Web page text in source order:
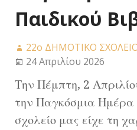
Παιδικού
22ο ΔΗΜΟΤΙΚΟ
24 Απριλίου 2026
Την Πέμπτη, 2
την Παγκόσμια Ημέρα
σχολείο μας είχε τη